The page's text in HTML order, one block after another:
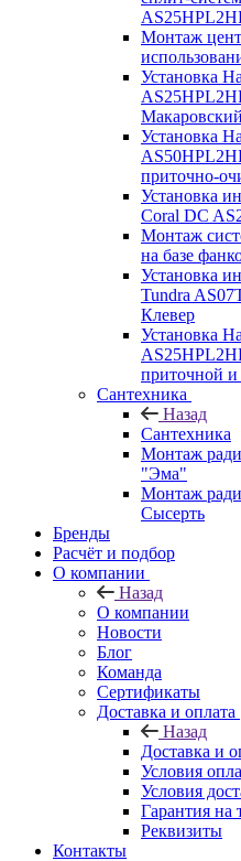
Монтаж
Установка
Установка
приточно-
Установка
Coral DC
Монтаж
на базе
Установка
Tundra
Клевер
Установка
приточной
Сантехника
Назад
Сантехника
Монтаж
"Эма"
Монтаж
Сысерть
Бренды
Расчёт и подбор
О компании
Назад
О компании
Новости
Блог
Команда
Сертификаты
Доставка и оплата
Назад
Доставка и
Условия
Условия
Гарантия на
Реквизиты
Контакты